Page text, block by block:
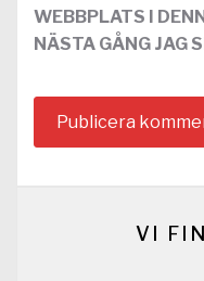
WEBBPLATS I
NÄSTA GÅNG JAG
VI